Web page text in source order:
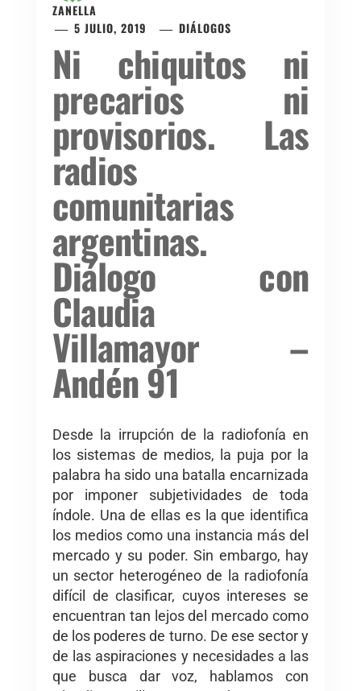
ZANELLA
5 JULIO, 2019
DIÁLOGOS
Ni chiquitos ni
precarios ni
provisorios. Las
radios
comunitarias
argentinas.
Diálogo con
Claudia
Villamayor –
Andén 91
Desde la irrupción de la radiofonía en
los sistemas de medios, la puja por la
palabra ha sido una batalla encarnizada
por imponer subjetividades de toda
índole. Una de ellas es la que identifica
los medios como una instancia más del
mercado y su poder. Sin embargo, hay
un sector heterogéneo de la radiofonía
difícil de clasificar, cuyos intereses se
encuentran tan lejos del mercado como
de los poderes de turno. De ese sector y
de las aspiraciones y necesidades a las
que busca dar voz, hablamos con